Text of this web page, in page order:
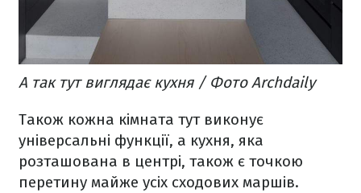
А так тут виглядає кухня / Фото Archdaily
Також кожна кімната тут виконує
універсальні функції, а кухня, яка
розташована в центрі, також є точкою
перетину майже усіх сходових маршів.